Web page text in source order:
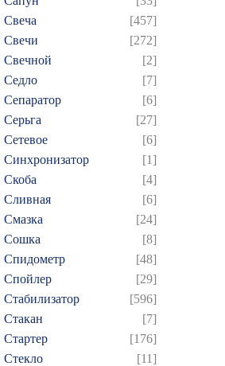
Свеча
[457]
Свечи
[272]
Свечной
[2]
Седло
[7]
Сепаратор
[6]
Серьга
[27]
Сетевое
[6]
Синхронизатор
[1]
Скоба
[4]
Сливная
[6]
Смазка
[24]
Сошка
[8]
Спидометр
[48]
Спойлер
[29]
Стабилизатор
[596]
Стакан
[7]
Стартер
[176]
Стекло
[11]